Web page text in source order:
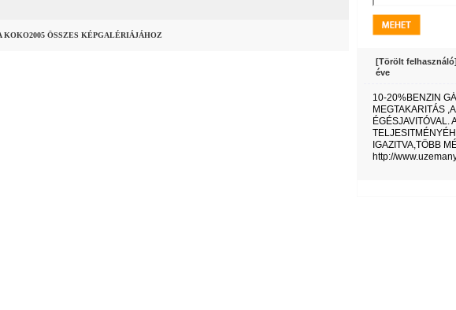
KOKO2005 ÖSSZES KÉPGALÉRIÁJÁHOZ
[Törölt felhasználó]
éve
10-20%BENZIN
MEGTAKARITÁS
ÉGÉSJAVITÓVAL.
IGAZITVA,TÖBB
http://